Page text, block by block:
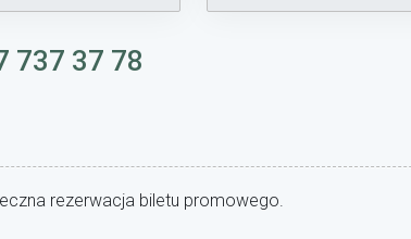
737 37 78
rezerwacja biletu promowego.